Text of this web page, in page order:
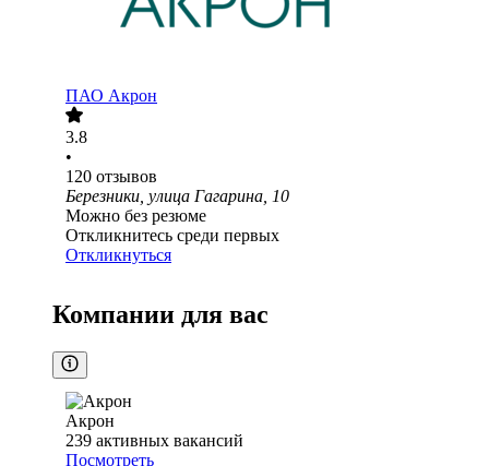
ПАО Акрон
3.8
•
120 отзывов
Березники, улица Гагарина, 10
Можно без резюме
Откликнитесь среди первых
Откликнуться
Компании для вас
Акрон
239 активных вакансий
Посмотреть